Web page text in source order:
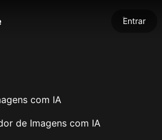
Entrar
com IA
de Imagens com IA